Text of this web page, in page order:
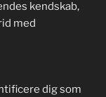
kendskab,
med
dig som